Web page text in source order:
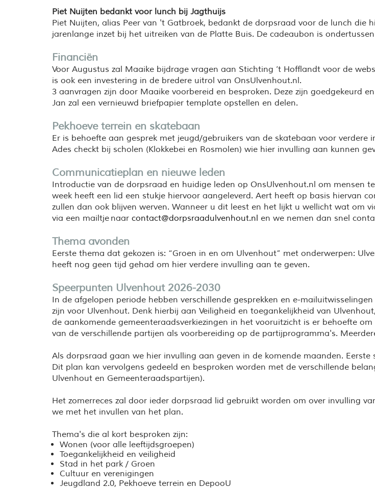
Piet Nuijten bedankt voor lunch bij Jagthuijs
Piet Nuijten, alias Peer van 't Gatbroek, bedankt de dorpsraad voor de lunch die
jarenlange inzet bij het uitreiken van de Platte Buis. De cadeaubon is
Financiën
Voor Augustus zal Maaike bijdrage vragen aan Stichting ’t Hofflandt voor de
is ook een investering in de bredere uitrol van OnsUlvenhout.nl.
3 aanvragen zijn door Maaike voorbereid en besproken. Deze zijn goedgekeurd
Jan zal een vernieuwd briefpapier template opstellen en delen.
Pekhoeve terrein en skatebaan
Er is behoefte aan gesprek met jeugd/gebruikers van de skatebaan voor
Ades checkt bij scholen (Klokkebei en Rosmolen) wie hier invulling aan kunnen
Communicatieplan en nieuwe leden
Introductie van de dorpsraad en huidige leden op OnsUlvenhout.nl om mensen
week heeft een lid een stukje hiervoor aangeleverd. Aert heeft op basis hiervan
zullen dan ook blijven werven. Wanneer u dit leest en het lijkt u wellicht wat om
via een mailtje naar contact@dorpsraadulvenhout.nl en we nemen dan snel
Thema avonden
Eerste thema dat gekozen is: “Groen in en om Ulvenhout” met onderwerpen:
heeft nog geen tijd gehad om hier verdere invulling aan te geven.
Speerpunten Ulvenhout 2026-2030
In de afgelopen periode hebben verschillende gesprekken en e-
zijn voor Ulvenhout. Denk hierbij aan Veiligheid en toegankelijkheid van
de aankomende gemeenteraadsverkiezingen in het vooruitzicht is er behoefte
van de verschillende partijen als voorbereiding op de partijprogramma's.
Als dorpsraad gaan we hier invulling aan geven in de komende maanden.
Dit plan kan vervolgens gedeeld en besproken worden met de verschillende
Ulvenhout en Gemeenteraadspartijen).
Het zomerreces zal door ieder dorpsraad lid gebruikt worden om over invulling
we met het invullen van het plan.
Thema's die al kort besproken zijn:
Wonen (voor alle leeftijdsgroepen)
Toegankelijkheid en veiligheid
Stad in het park / Groen
Cultuur en verenigingen
Jeugdland 2.0, Pekhoeve terrein en DepooU